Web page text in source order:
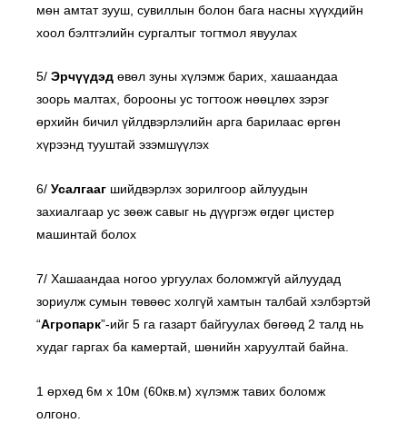
мөн амтат зууш, сувиллын болон бага насны хүүхдийн
хоол бэлтгэлийн сургалтыг тогтмол явуулах
5/ Эрчүүдэд өвөл зуны хүлэмж барих, хашаандаа
зоорь малтах, борооны ус тогтоож нөөцлөх зэрэг
өрхийн бичил үйлдвэрлэлийн арга барилаас өргөн
хүрээнд тууштай эзэмшүүлэх
6/ Усалгааг шийдвэрлэх зорилгоор айлуудын
захиалгаар ус зөөж савыг нь дүүргэж өгдөг цистер
машинтай болох
7/ Хашаандаа ногоо ургуулах боломжгүй айлуудад
зориулж сумын төвөөс холгүй хамтын талбай хэлбэртэй
“Агропарк”-ийг 5 га газарт байгуулах бөгөөд 2 талд нь
худаг гаргах ба камертай, шөнийн харуултай байна.
1 өрхөд 6м х 10м (60кв.м) хүлэмж тавих боломж
олгоно.